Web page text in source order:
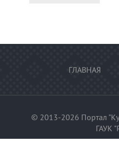
ГЛАВНАЯ
© 2013-2026 Портал
ГАУК